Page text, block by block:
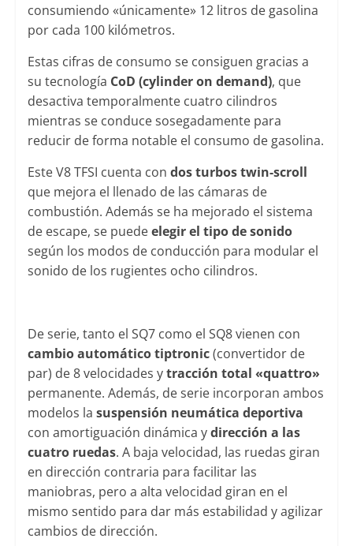
consumiendo «únicamente» 12 litros de gasolina
por cada 100 kilómetros.
Estas cifras de consumo se consiguen gracias a
su tecnología CoD (cylinder on demand), que
desactiva temporalmente cuatro cilindros
mientras se conduce sosegadamente para
reducir de forma notable el consumo de gasolina.
Este V8 TFSI cuenta con dos turbos twin-scroll
que mejora el llenado de las cámaras de
combustión. Además se ha mejorado el sistema
de escape, se puedeelegir el tipo de sonido
según los modos de conducción para modular el
sonido de los rugientes ocho cilindros.
De serie, tanto el SQ7 como el SQ8 vienen con
cambio automático tiptronic(convertidor de
par) de 8 velocidades ytracción total «quattro»
permanente. Además, de serie incorporan ambos
modelos la suspensión neumática deportiva
con amortiguación dinámica ydirección a las
cuatro ruedas. A baja velocidad, las ruedas giran
en dirección contraria para facilitar las
maniobras, pero a alta velocidad giran en el
mismo sentido para dar más estabilidad y agilizar
cambios de dirección.